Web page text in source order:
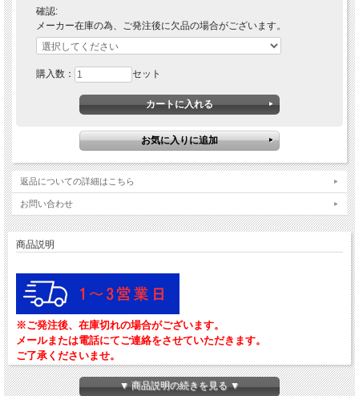
確認:
メーカー在庫の為、ご発注後に欠品の場合がございます。
購入数： セット
返品についての詳細はこちら
お問い合わせ
商品説明
※ご発注後、在庫切れの場合がございます。
メールまたは電話にてご連絡をさせていただきます。
ご了承くださいませ。
▼ 商品説明の続きを見る ▼